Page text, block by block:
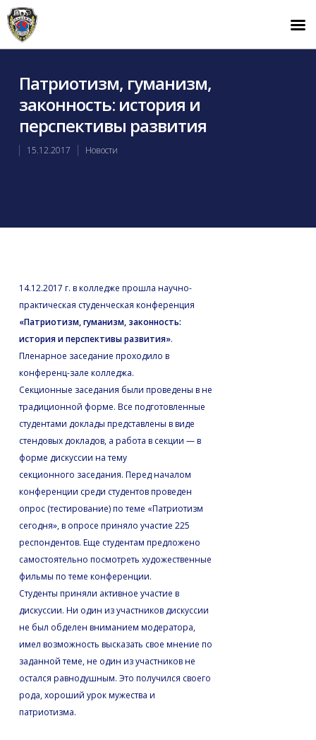
Патриотизм, гуманизм,
законность: история и
перспективы развития
15.12.2017 Новости
14.12.2017 г. в колледже прошла научно-
практическая студенческая конференция
«Патриотизм, гуманизм, законность:
история и перспективы развития».
Пленарное заседание проходило в
конференц-зале колледжа.
Секционные заседания были проведены в не
традиционной форме. Все подготовленные
студентами доклады представлены в виде
стендовых докладов, а работа в секции — в
форме дискуссии на тему
секционного заседания. Перед началом
конференции среди студентов проведен
опрос (тестирование) по теме «Патриотизм
сегодня», в опросе приняло участие 225
респондентов. Еще студентам предложено
самостоятельно посмотреть художественные
фильмы по теме конференции.
Студенты приняли активное участие в
дискуссии. Ни один из участников дискуссии
не был обделен вниманием модератора,
имел возможность высказать свое мнение по
заданной теме, не один из участников не
остался равнодушным. Это получился своего
рода, хороший урок мужества и
патриотизма.